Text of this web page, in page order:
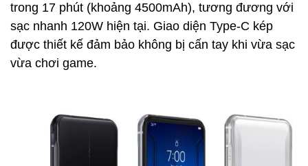
trong 17 phút (khoảng 4500mAh), tương đương với
sạc nhanh 120W hiện tại. Giao diện Type-C kép
được thiết kế đảm bảo không bị cấn tay khi vừa sạc
vừa chơi game.